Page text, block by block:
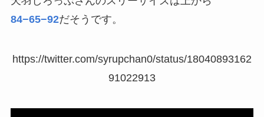
84−65−92だそうです。
https://twitter.com/syrupchan0/status/18040893162
91022913